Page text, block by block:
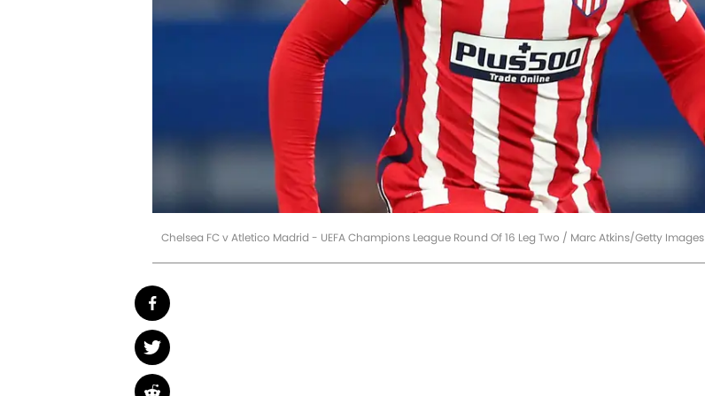
Chelsea FC v Atletico Madrid - UEFA Champions League Round Of 16 Leg Two / Marc Atkins/Getty Images